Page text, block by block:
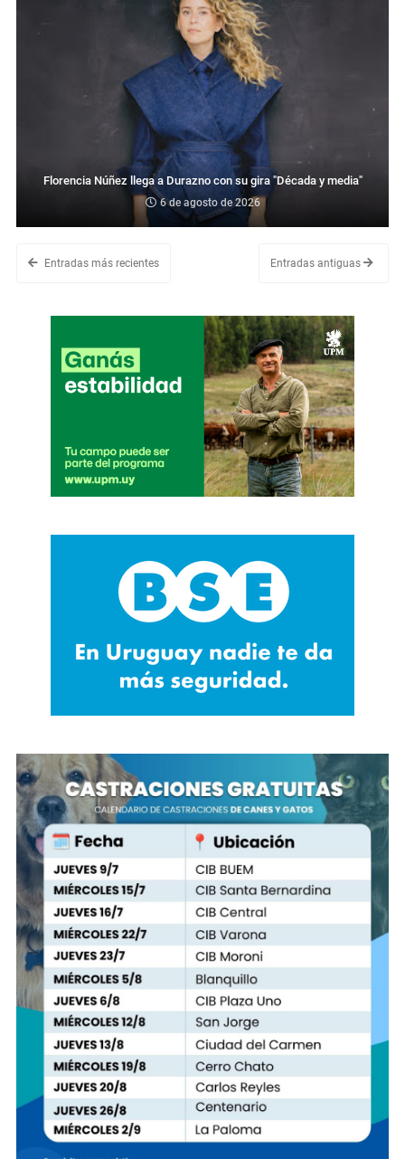
Florencia Núñez llega a Durazno con su gira "Década y media"
6 de agosto de 2026
Entradas más recientes Entradas antiguas